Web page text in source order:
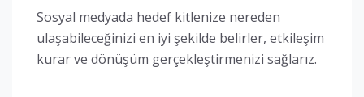
Sosyal medyada hedef kitlenize nereden
ulaşabileceğinizi en iyi şekilde belirler, etkileşim
kurar ve dönüşüm gerçekleştirmenizi sağlarız.